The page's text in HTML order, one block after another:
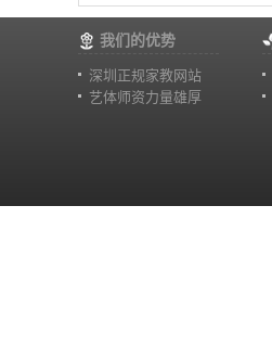
我们的优势
深圳正规家教网站
艺体师资力量雄厚